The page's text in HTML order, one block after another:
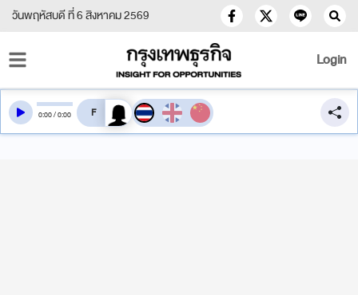
วันพฤหัสบดี ที่ 6 สิงหาคม 2569
Login
0:00/0:00 สลับเสียงอ่าน